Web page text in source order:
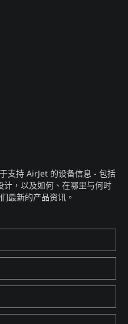
支持 AirJet 的设备信息 - 包括
计，以及如何、在哪里与何时
最新的产品资讯。​